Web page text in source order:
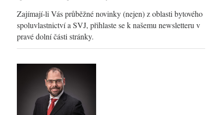
Zajímají-li Vás průběžné novinky (nejen) z oblasti bytového
spoluvlastnictví a SVJ, přihlaste se k našemu newsletteru v
pravé dolní části stránky.